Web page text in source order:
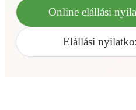
Online elállási
Elállási